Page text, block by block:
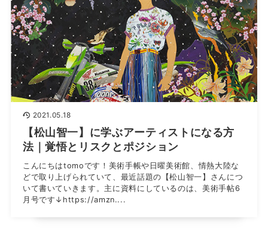
2021.05.18
【松山智一】に学ぶアーティストになる方
法｜覚悟とリスクとポジション
こんにちはtomoです！美術手帳や日曜美術館、情熱大陸な
どで取り上げられていて、最近話題の【松山智一】さんにつ
いて書いていきます。主に資料にしているのは、美術手帖6
月号です↓https://amzn....